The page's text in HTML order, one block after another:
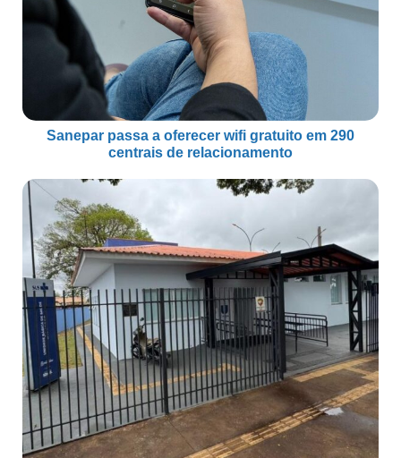
Sanepar passa a oferecer wifi gratuito em 290
centrais de relacionamento